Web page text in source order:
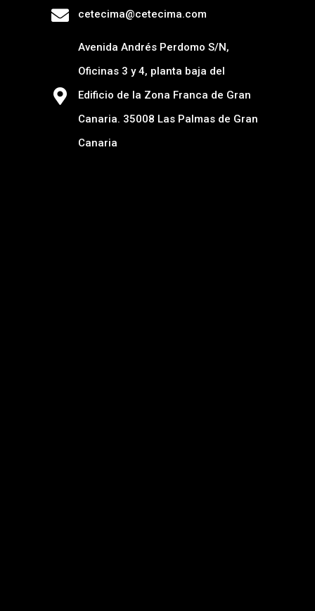
cetecima@cetecima.com
Avenida Andrés Perdomo S/N,
Oficinas 3 y 4, planta baja del
Edificio de la Zona Franca de Gran
Canaria. 35008 Las Palmas de Gran
Canaria